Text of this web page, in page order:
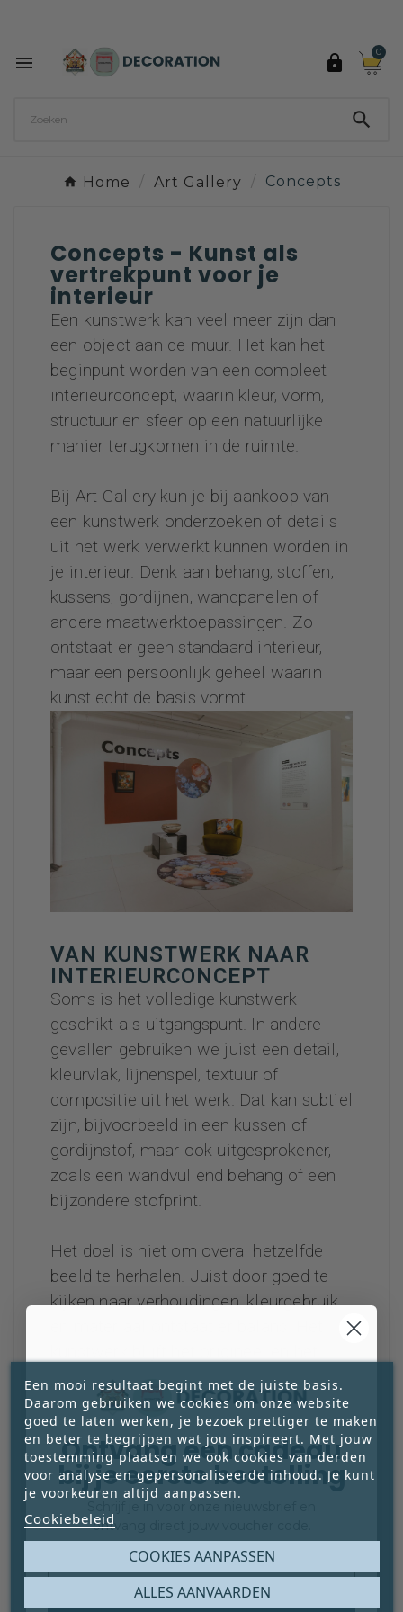
 
0

Home Art Gallery Concepts
Concepts - Kunst als
vertrekpunt voor je
interieur
Een kunstwerk kan veel meer zijn dan
een object aan de muur. Het kan het
beginpunt worden van een compleet
interieurconcept, waarin kleur, vorm,
structuur en sfeer op een natuurlijke
manier terugkomen in de ruimte.
Bij Art Gallery kun je bij aankoop van
een kunstwerk onderzoeken of details
uit het werk verwerkt kunnen worden in
je interieur. Denk aan behang, stoffen,
kussens, gordijnen, wandpanelen of
andere maatwerktoepassingen. Zo
ontstaat er geen standaard interieur,
maar een persoonlijk geheel waarin
kunst echt de basis vormt.
VAN KUNSTWERK NAAR
INTERIEURCONCEPT
Soms is het volledige kunstwerk
geschikt als uitgangspunt. In andere
gevallen gebruiken we juist een detail,
kleurvlak, lijnenspel, textuur of
compositie uit het werk. Dat kan subtiel
zijn, bijvoorbeeld in een kussen of
gordijnstof, maar ook uitgesprokener,
zoals een wandvullend behang of een
bijzondere stofprint.
Het doel is niet om overal hetzelfde
beeld te herhalen. Juist door goed te
kijken naar verhoudingen, kleurgebruik
middelpunt, terwijl de maatwerkitems
de sfeer versterken.
EXCLUSIEF VOOR DE KOPER
VAN HET KUNSTWERK
Concepts worden alleen ontwikkeld in
combinatie met de aankoop van het
originele kunstwerk. Daarmee blijft de
exclusiviteit en authenticiteit van het
Een mooi resultaat begint met de juiste basis.
Daarom gebruiken we cookies om onze website
goed te laten werken, je bezoek prettiger te maken
en beter te begrijpen wat jou inspireert. Met jouw
toestemming plaatsen we ook cookies van derden
voor analyse en gepersonaliseerde inhoud. Je kunt
je voorkeuren altijd aanpassen.
Cookiebeleid
COOKIES AANPASSEN
ALLES AANVAARDEN
Ontvang een cadeau
bij je eerste bestelling
ontvang direct jouw voucher code.